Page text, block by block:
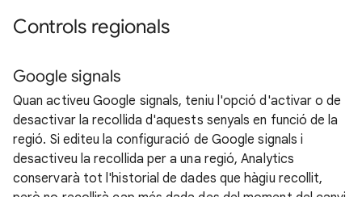
Controls regionals
Google signals
Quan activeu Google signals, teniu l'opció d'activar o de
desactivar la recollida d'aquests senyals en funció de la
regió. Si editeu la configuració de Google signals i
desactiveu la recollida per a una regió, Analytics
conservarà tot l'historial de dades que hàgiu recollit,